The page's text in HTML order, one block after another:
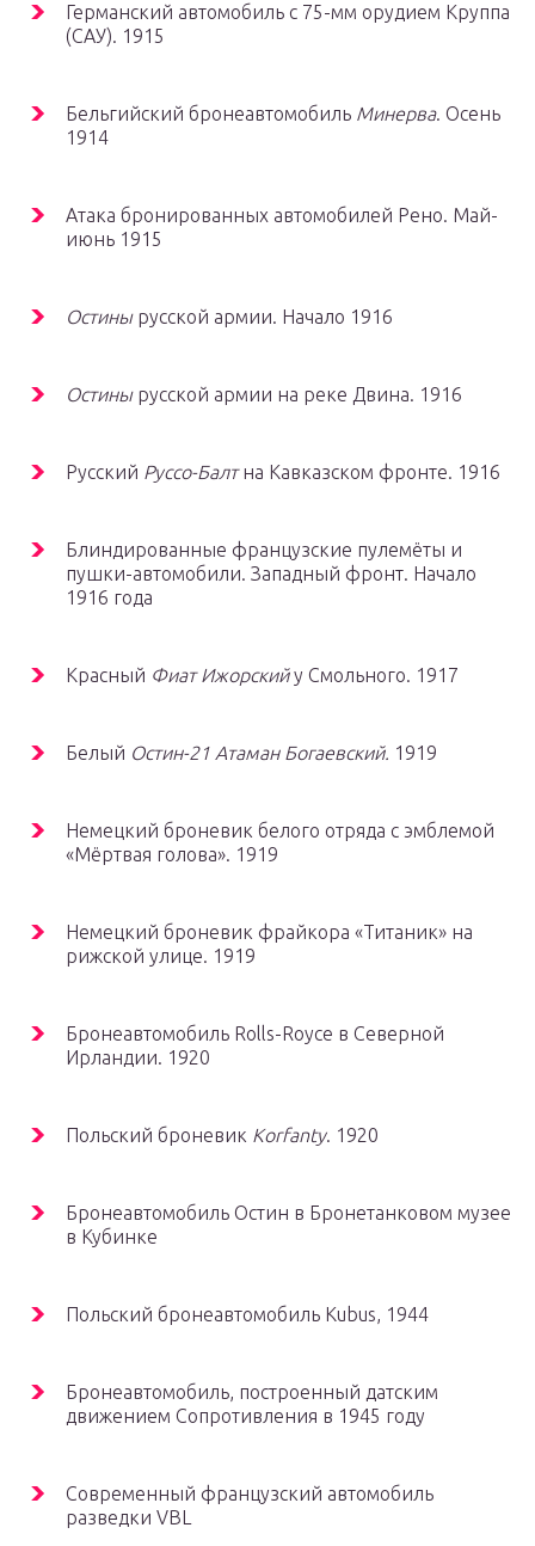
Германский автомобиль с 75-мм орудием Круппа
(САУ). 1915
Бельгийский бронеавтомобиль Минерва. Осень
1914
Атака бронированных автомобилей Рено. Май-
июнь 1915
Остинырусской армии. Начало 1916
Остинырусской армии на реке Двина. 1916
Русский Руссо-Балтна Кавказском фронте. 1916
Блиндированные французские пулемёты и
пушки-автомобили. Западный фронт. Начало
1916 года
Красный Фиат Ижорскийу Смольного. 1917
Белый Остин-21 Атаман Богаевский. 1919
Немецкий броневик белого отряда с эмблемой
«Мёртвая голова». 1919
Немецкий броневик фрайкора «Титаник» на
рижской улице. 1919
Бронеавтомобиль Rolls-Royce в Северной
Ирландии. 1920
Польский броневик Korfanty. 1920
Бронеавтомобиль Остин в Бронетанковом музее
в Кубинке
Польский бронеавтомобиль Kubus, 1944
Бронеавтомобиль, построенный датским
движением Сопротивления в 1945 году
Современный французский автомобиль
разведки VBL